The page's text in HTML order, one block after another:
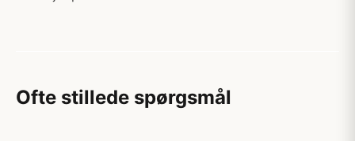
Ofte stillede spørgsmål